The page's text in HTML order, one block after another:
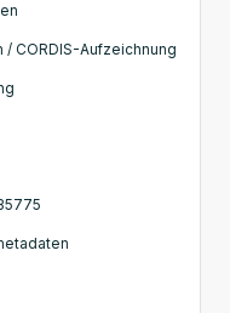
CORDIS-Aufzeichnung